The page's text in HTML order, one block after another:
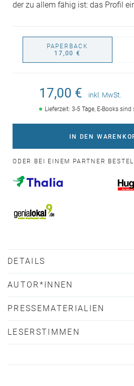
der zu allem fähig ist: das Profil
PAPERBACK
17,00 €
17,00 € inkl. MwSt.
Lieferzeit: 3-5 Tage, E-Books
IN DEN
ODER BEI EINEM PARTNER
DETAILS
AUTOR*INNEN
PRESSEMATERIALIEN
LESERSTIMMEN